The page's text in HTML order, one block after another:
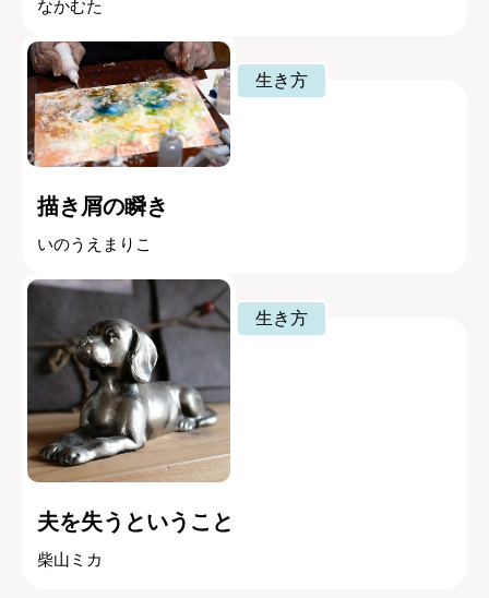
なかむた
生き方
描き屑の瞬き
いのうえまりこ
生き方
夫を失うということ
柴山ミカ